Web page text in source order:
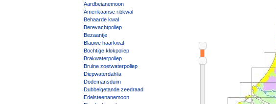
Aardbeianemoon
Amerikaanse ribkwal
Behaarde kwal
Berevachtpoliep
Bezaantje
Blauwe haarkwal
Bochtige klokpoliep
Brakwaterpoliep
Bruine zoetwaterpoliep
Diepwaterdahlia
Dodemansduim
Dubbelgetande zeedraad
Edelsteenanemoon